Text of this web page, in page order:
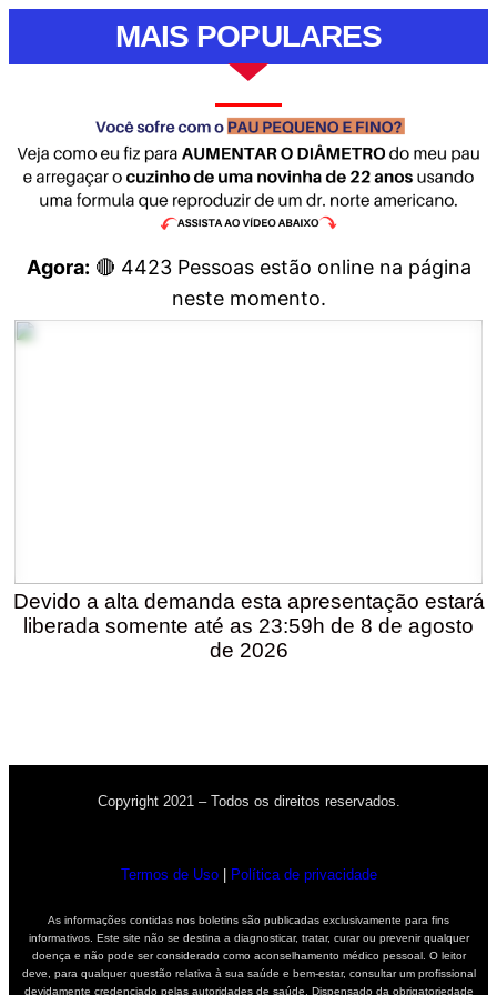
MAIS POPULARES
Agora: 🔴 4423Pessoas estão online na página
neste momento.
Devido a alta demanda esta apresentação estará
liberada somente até as 23:59h de 8 de agosto
de 2026
Copyright 2021 – Todos os direitos reservados.
Termos de Uso| Política de privacidade
As informações contidas nos boletins são publicadas exclusivamente para fins
informativos. Este site não se destina a diagnosticar, tratar, curar ou prevenir qualquer
doença e não pode ser considerado como aconselhamento médico pessoal. O leitor
deve, para qualquer questão relativa à sua saúde e bem-estar, consultar um profissional
devidamente credenciado pelas autoridades de saúde. Dispensado da obrigatoriedade